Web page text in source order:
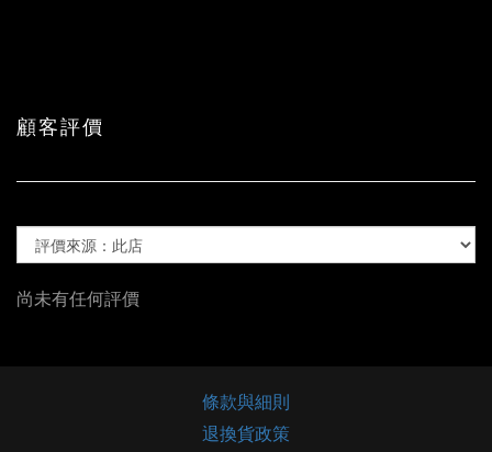
顧客評價
尚未有任何評價
條款與細則
退換貨政策